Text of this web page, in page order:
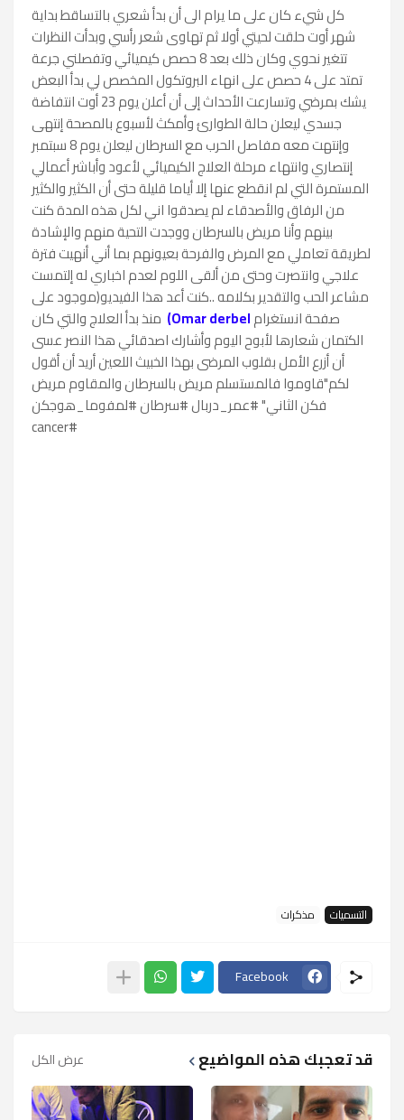
كل شيء كان على ما يرام الى أن بدأ شعري بالتساقط بداية
شهر أوت حلقت لحيتي أولا ثم تهاوى شعر رأسي وبدأت النظرات
تتغير نحوي وكان ذلك بعد 8 حصص كيميائي وتفصلني جرعة
تمتد على 4 حصص على انهاء البروتكول المخصص لي بدأ البعض
يشك بمرضي وتسارعت الأحداث إلى أن أعلن يوم 23 أوت انتفاضة
جسدي ليعلن حالة الطوارئ وأمكث لأسبوع بالمصحة إنتهى
وإنتهت معه مفاصل الحرب مع السرطان ليعلن يوم 8 سبتمبر
إنتصاري وانتهاء مرحلة العلاج الكيميائي لأعود وأباشر أعمالي
المستمرة التي لم انقطع عنها إلا أياما قليلة حتى أن الكثير والكثير
من الرفاق والأصدقاء لم يصدقوا اني لكل هذه المدة كنت
بينهم وأنا مريض بالسرطان ووجدت التحية منهم والإشادة
لطريقة تعاملي مع المرض والفرحة بعيونهم بما أني أنهيت فترة
علاجي وانتصرت وحتى من ألقى اللوم لعدم اخباري له إلتمست
مشاعر الحب والتقدير بكلامه ..كنت أعد هذا الفيديو(موجود على
صفحة انستغرامOmar derbel) منذ بدأ العلاج والتي كان
الكتمان شعارها لأبوح اليوم وأشارك اصدقائي هذا النصر عسى
أن أزرع الأمل بقلوب المرضى بهذا الخبيث اللعين أريد أن أقول
لكم"قاوموا فالمستسلم مريض بالسرطان والمقاوم مريض
فكن الثاني" #عمر_دربال #سرطان #لمفوما_هوجكن
#cancer
التسميات مذكرات
Facebook
قد تعجبك هذه المواضيع عرض الكل